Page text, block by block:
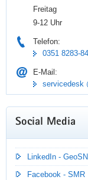
Der
»Tag des
Freitag
9-12 Uhr
Telefon:
0351 8283-
E-Mail:
servicedesk
Social Media
LinkedIn - GeoSN
Facebook - SMR